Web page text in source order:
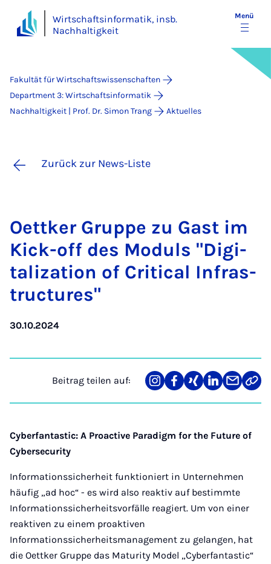
Wirtschaftsinformatik, insb.
Nachhaltigkeit
Menü
Fakultät für Wirtschaftswissenschaften
Department 3: Wirtschaftsinformatik
Nachhaltigkeit | Prof. Dr. Simon Trang
Aktuelles
Zurück zur News-Liste
Oett­ker Grup­pe zu Gast im
Kick-off des Mo­duls "Di­gi­
ta­li­za­ti­on of Cri­ti­cal In­fra­s­
truc­tu­res"
30.10.2024
Beitrag teilen auf:
Teilen
auf
Teilen
auf
Teilen
auf
Teilen
auf
Teilen
über
Mail
Link
Cyberfantastic: A Proactive Paradigm for the Future of
Cybersecurity
Informationssicherheit funktioniert in Unternehmen
häufig „ad hoc“ - es wird also reaktiv auf bestimmte
Informationssicherheitsvorfälle reagiert. Um von einer
reaktiven zu einem proaktiven
Informationssicherheitsmanagement zu gelangen, hat
die Oettker Gruppe das Maturity Model „Cyberfantastic“